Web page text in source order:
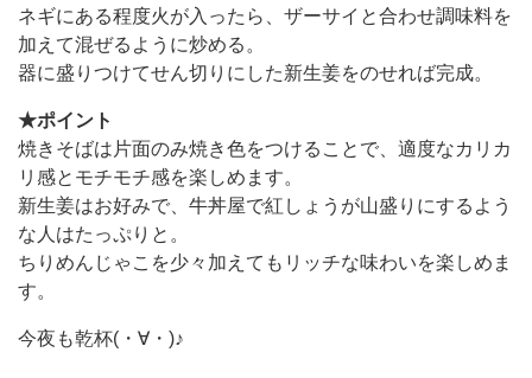
ネギにある程度火が入ったら、ザーサイと合わせ調味料を
加えて混ぜるように炒める。
器に盛りつけてせん切りにした新生姜をのせれば完成。
★ポイント
焼きそばは片面のみ焼き色をつけることで、適度なカリカ
リ感とモチモチ感を楽しめます。
新生姜はお好みで、牛丼屋で紅しょうが山盛りにするよう
な人はたっぷりと。
ちりめんじゃこを少々加えてもリッチな味わいを楽しめま
す。
今夜も乾杯(・∀・)♪